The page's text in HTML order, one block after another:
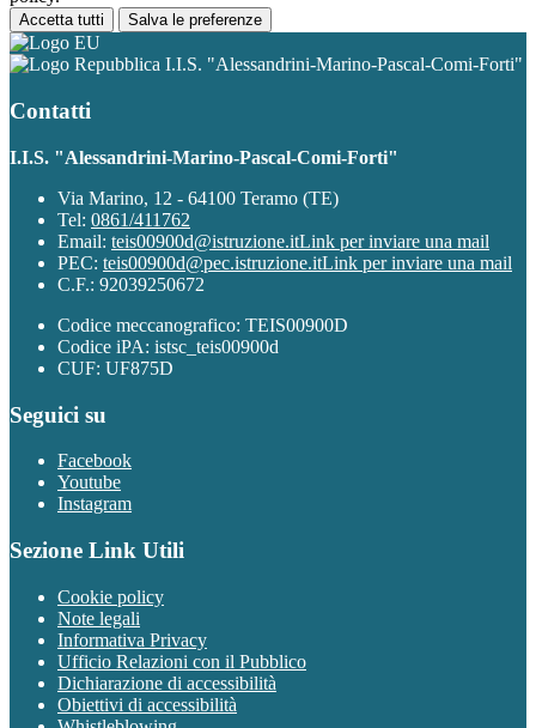
Accetta tutti Salva le preferenze
I.I.S. "Alessandrini-Marino-Pascal-Comi-Forti"
Contatti
I.I.S. "Alessandrini-Marino-Pascal-Comi-Forti"
Via Marino, 12 - 64100 Teramo (TE)
Tel: 0861/411762
Email: teis00900d@istruzione.itLink per inviare una mail
PEC: teis00900d@pec.istruzione.itLink per inviare una mail
C.F.: 92039250672
Codice meccanografico: TEIS00900D
Codice iPA: istsc_teis00900d
CUF: UF875D
Seguici su
Facebook
Youtube
Instagram
Sezione Link Utili
Cookie policy
Note legali
Informativa Privacy
Ufficio Relazioni con il Pubblico
Dichiarazione di accessibilità
Obiettivi di accessibilità